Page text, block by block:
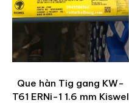
Que hàn Tig gang KW-
T61 ERNi-1 1.6 mm Kiswel